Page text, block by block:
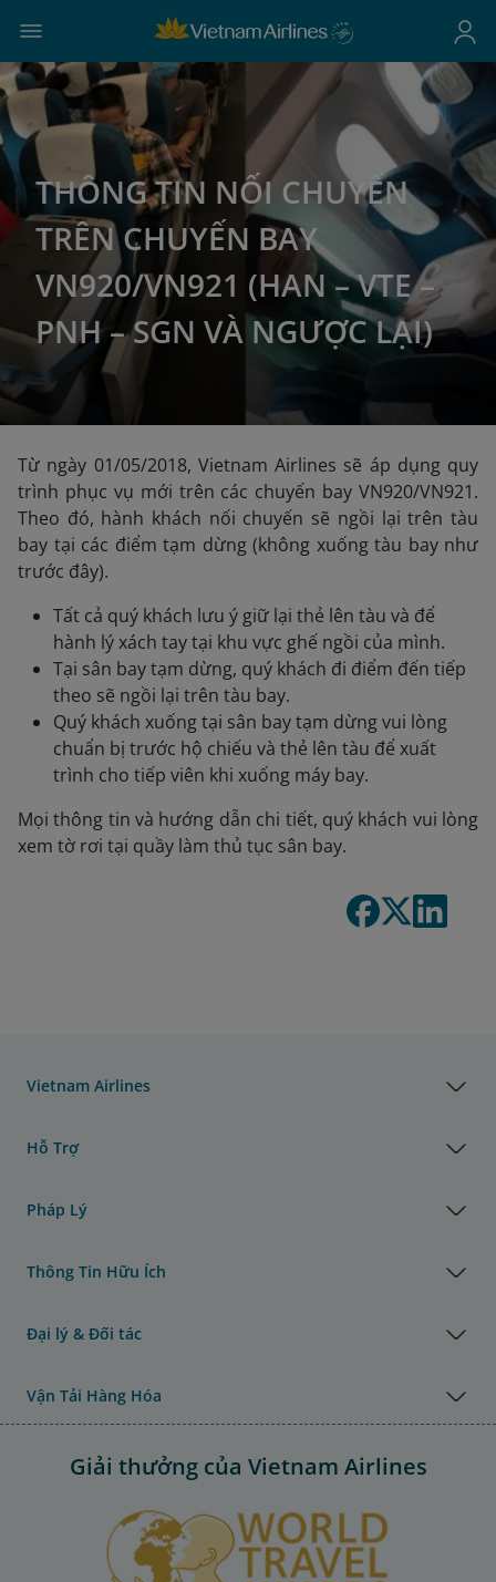
THÔNG TIN NỐI CHUYẾN
TRÊN CHUYẾN BAY
VN920/VN921 (HAN – VTE –
PNH – SGN VÀ NGƯỢC LẠI)
Từ ngày 01/05/2018, Vietnam Airlines sẽ áp dụng quy
trình phục vụ mới trên các chuyến bay VN920/VN921.
Theo đó, hành khách nối chuyến sẽ ngồi lại trên tàu
bay tại các điểm tạm dừng (không xuống tàu bay như
trước đây).
Tất cả quý khách lưu ý giữ lại thẻ lên tàu và để
hành lý xách tay tại khu vực ghế ngồi của mình.
Tại sân bay tạm dừng, quý khách đi điểm đến tiếp
theo sẽ ngồi lại trên tàu bay.
Quý khách xuống tại sân bay tạm dừng vui lòng
chuẩn bị trước hộ chiếu và thẻ lên tàu để xuất
trình cho tiếp viên khi xuống máy bay.
Mọi thông tin và hướng dẫn chi tiết, quý khách vui lòng
xem tờ rơi tại quầy làm thủ tục sân bay.
Vietnam Airlines
Hỗ Trợ
Pháp Lý
Thông Tin Hữu Ích
Đại lý & Đối tác
Vận Tải Hàng Hóa
Giải thưởng của Vietnam Airlines